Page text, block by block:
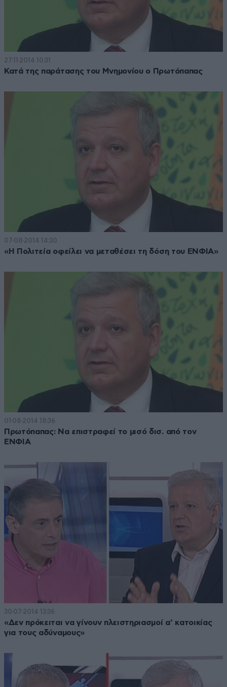
27·11·2014 10:31
Κατά της παράτασης του Μνημονίου ο Πρωτόπαπας
07·08·2014 14:30
«Η Πολιτεία οφείλει να μεταθέσει τη δόση του ΕΝΦΙΑ»
01·08·2014 18:36
Πρωτόπαπας: Να επιστραφεί το μισό δισ. από τον
ΕΝΦΙΑ
30·07·2014 13:36
«Δεν πρόκειται να γίνουν πλειστηριασμοί α’ κατοικίας
για τους αδύναμους»